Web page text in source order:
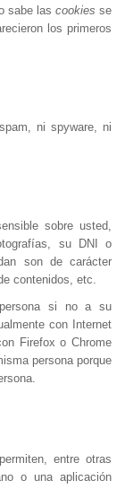
sabe las cookies se
los primeros
ni spyware, ni
sobre usted,
su DNI o
son de carácter
contenidos, etc.
si no a su
con Internet
Firefox o Chrome
persona porque
entre otras
o una aplicación